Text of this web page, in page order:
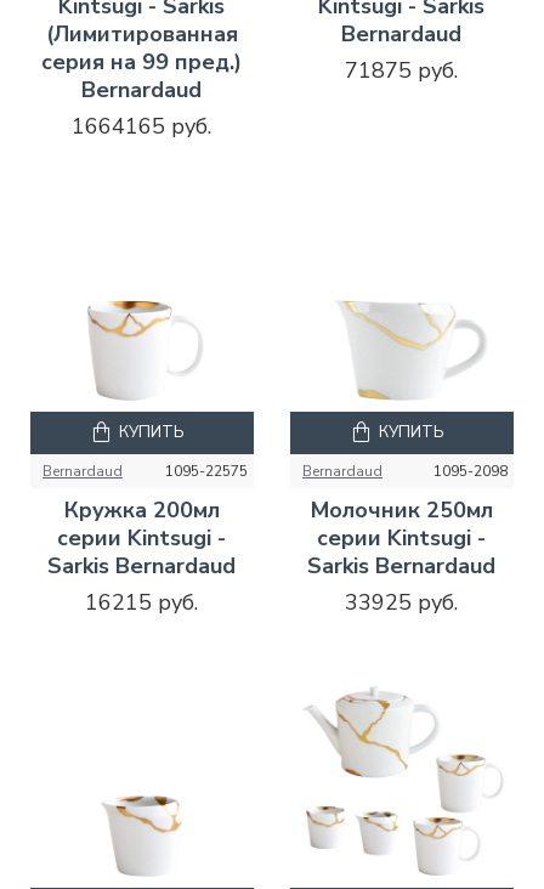
Kintsugi - Sarkis
(Лимитированная
серия на 99 пред.)
Bernardaud
1664165 руб.
Kintsugi - Sarkis
Bernardaud
71875 руб.
Bernardaud 1095-22575
Кружка 200мл
серии Kintsugi -
Sarkis Bernardaud
16215 руб.
КУПИТЬ
Bernardaud 1095-2098
Молочник 250мл
серии Kintsugi -
Sarkis Bernardaud
33925 руб.
КУПИТЬ